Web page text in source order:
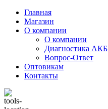
Главная
Магазин
О компании
О компании
Диагностика АКБ
Вопрос-Ответ
Оптовикам
Контакты